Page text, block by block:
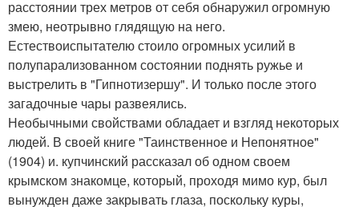
расстоянии трех метров от себя обнаружил огромную
змею, неотрывно глядящую на него.
Естествоиспытателю стоило огромных усилий в
полупарализованном состоянии поднять ружье и
выстрелить в "Гипнотизершу". И только после этого
загадочные чары развеялись.
Необычными свойствами обладает и взгляд некоторых
людей. В своей книге "Таинственное и Непонятное"
(1904) и. купчинский рассказал об одном своем
крымском знакомце, который, проходя мимо кур, был
вынужден даже закрывать глаза, поскольку куры,